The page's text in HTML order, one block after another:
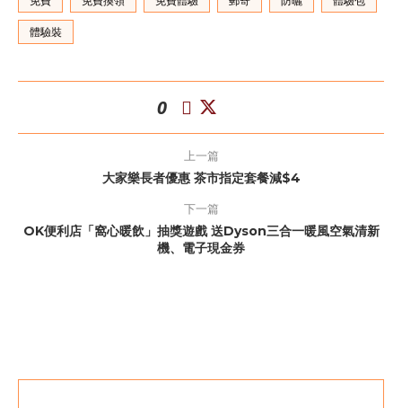
體驗裝
0
上一篇
大家樂長者優惠 茶市指定套餐減$4
下一篇
OK便利店「窩心暖飲」抽獎遊戲 送Dyson三合一暖風空氣清新
機、電子現金券